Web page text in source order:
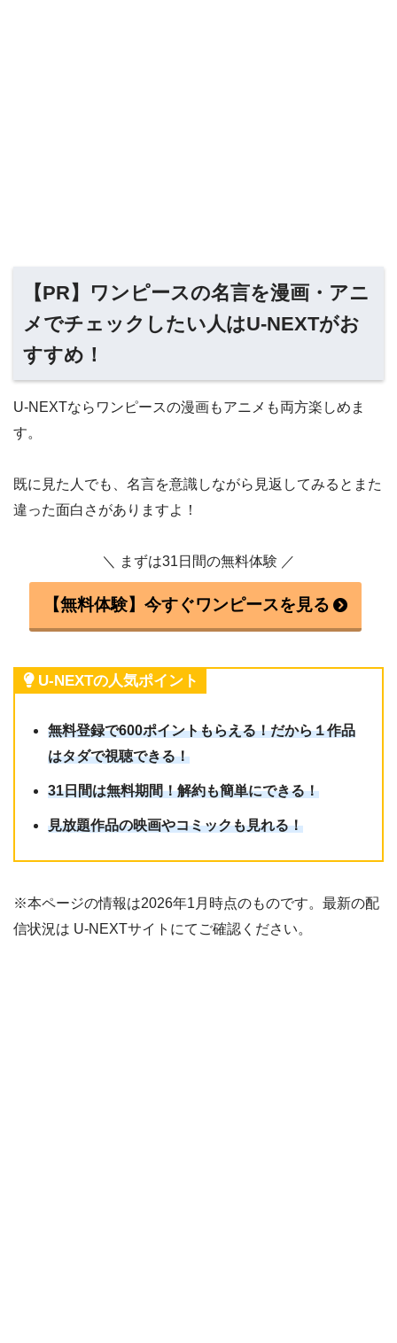
【PR】ワンピースの名言を漫画・アニ
メでチェックしたい人はU-NEXTがお
すすめ！
U-NEXTならワンピースの漫画もアニメも両方楽しめま
す。
既に見た人でも、名言を意識しながら見返してみるとまた
違った面白さがありますよ！
＼ まずは31日間の無料体験 ／
【無料体験】今すぐワンピースを見る
U-NEXTの人気ポイント
無料登録で600ポイントもらえる！だから１作品
はタダで視聴できる！
31日間は無料期間！解約も簡単にできる！
見放題作品の映画やコミックも見れる！
※本ページの情報は2026年1月時点のものです。最新の配
信状況は U-NEXTサイトにてご確認ください。